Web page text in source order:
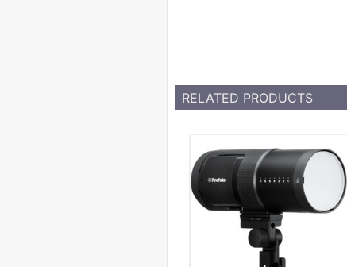
RELATED PRODUCTS